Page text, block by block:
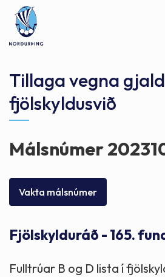
Leita
Tillaga vegna
fjölskyldusvið
Málsnúmer
Vakta málsnúmer
Fjölskylduráð - 165.
Fulltrúar B og D lista í